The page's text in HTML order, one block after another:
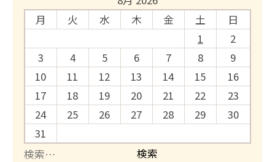
月
火 水 木 金 土
日
1
2
3
4 5 6 7 8
9
10
11 12 13 14 15
16
17
18 19 20 21 22
23
24
25 26 27 28 29
30
31
検